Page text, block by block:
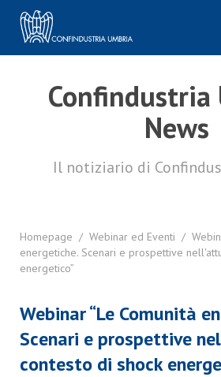
Confindustria
News
Il notiziario di
Homepage / Webinar ed Eventi /
energetiche. Scenari e prospettive
energetico”
Webinar “Le Comunità
Scenari e prospettive
contesto di shock